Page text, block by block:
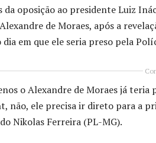
da oposição ao presidente Luiz
de Moraes, após a
em que ele seria preso pela
o Alexandre de Moraes já teria
não, ele precisa ir direto para a
Nikolas Ferreira (PL-MG).